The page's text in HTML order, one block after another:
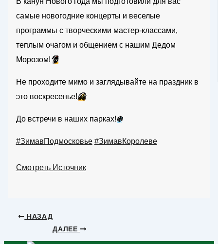
самые новогодние концерты и веселые
программы с творческими мастер-классами,
теплым очагом и общением с нашим Дедом
Морозом!🎅
Не проходите мимо и заглядывайте на праздник в
это воскресенье!🤗
До встречи в наших парках!❄️
#ЗимавПодмосковье #ЗимавКоролеве
Смотреть Источник
НАЗАД
ДАЛЕЕ